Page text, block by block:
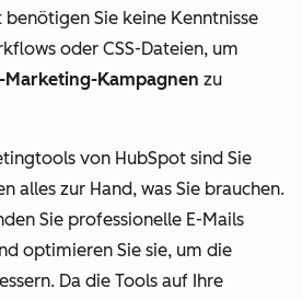
Sie keine Kenntnisse
oder CSS-Dateien, um
Marketing-Kampagnen zu
von HubSpot sind Sie
alles zur Hand, was Sie brauchen.
Sie professionelle E-Mails
optimieren Sie sie, um die
Da die Tools auf Ihre